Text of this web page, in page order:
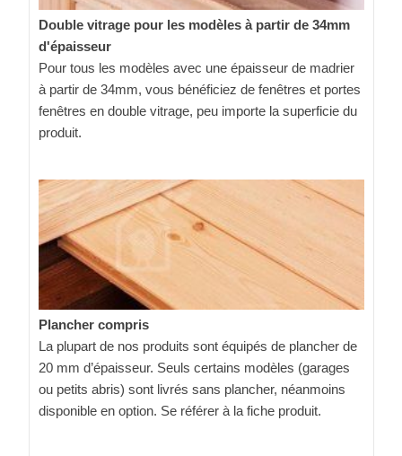
Double vitrage pour les modèles à partir de 34mm
d'épaisseur
Pour tous les modèles avec une épaisseur de madrier
à partir de 34mm, vous bénéficiez de fenêtres et portes
fenêtres en double vitrage, peu importe la superficie du
produit.
Plancher compris
La plupart de nos produits sont équipés de plancher de
20 mm d’épaisseur. Seuls certains modèles (garages
ou petits abris) sont livrés sans plancher, néanmoins
disponible en option. Se référer à la fiche produit.